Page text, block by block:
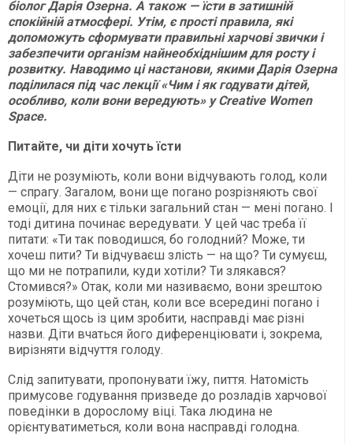
біолог Дарія Озерна. А також — їсти в затишній
спокійній атмосфері. Утім, є прості правила, які
допоможуть сформувати правильні харчові звички і
забезпечити організм найнеобхіднішим для росту і
розвитку. Наводимо ці настанови, якими Дарія Озерна
поділилася під час лекції «Чим і як годувати дітей,
особливо, коли вони вередують» у Creative Women
Space.
Питайте, чи діти хочуть їсти
Діти не розуміють, коли вони відчувають голод, коли
— спрагу. Загалом, вони ще погано розрізняють свої
емоції, для них є тільки загальний стан — мені погано. І
тоді дитина починає вередувати. У цей час треба її
питати: «Ти так поводишся, бо голодний? Може, ти
хочеш пити? Ти відчуваєш злість — на що? Ти сумуєш,
що ми не потрапили, куди хотіли? Ти злякався?
Стомився?» Отак, коли ми називаємо, вони зрештою
розуміють, що цей стан, коли все всередині погано і
хочеться щось із цим зробити, насправді має різні
назви. Діти вчаться його диференціювати і, зокрема,
вирізняти відчуття голоду.
Слід запитувати, пропонувати їжу, пиття. Натомість
примусове годування призведе до розладів харчової
поведінки в дорослому віці. Така людина не
орієнтуватиметься, коли вона насправді голодна.